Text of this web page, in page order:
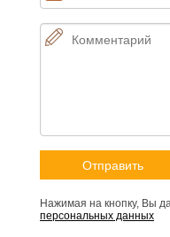
Нажимая на кнопку, Вы
персональных данных